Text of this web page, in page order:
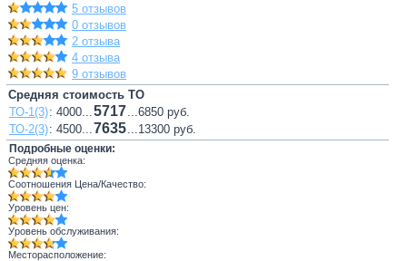
5 отзывов
0 отзывов
2 отзыва
4 отзыва
9 отзывов
Средняя стоимость ТО
ТО-1(3): 4000...5717...6850 руб.
ТО-2(3): 4500...7635...13300 руб.
Подробные оценки:
Средняя оценка:
Соотношения Цена/Качество:
Уровень цен:
Уровень обслуживания:
Месторасположение: